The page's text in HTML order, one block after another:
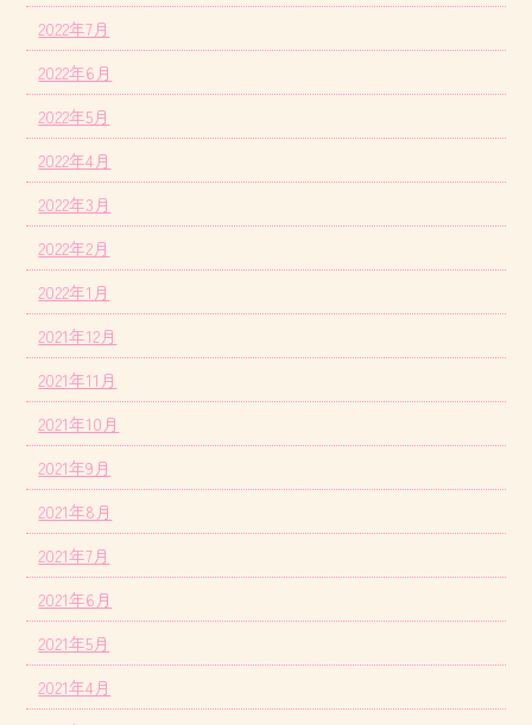
2022年7月
2022年6月
2022年5月
2022年4月
2022年3月
2022年2月
2022年1月
2021年12月
2021年11月
2021年10月
2021年9月
2021年8月
2021年7月
2021年6月
2021年5月
2021年4月